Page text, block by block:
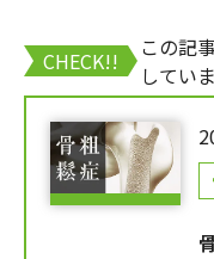
CHECK!!
この記
していま